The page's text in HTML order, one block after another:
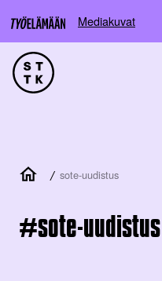
Mediakuvat
/ sote-uudistus
sote-uudistus